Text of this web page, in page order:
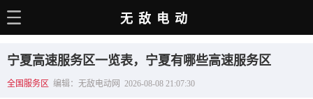
电动百科
无敌电动
宁夏高速服务区一览表，宁夏有哪些高速服务区
全国服务区 编辑：无敌电动网 2026-08-08 21:07:30